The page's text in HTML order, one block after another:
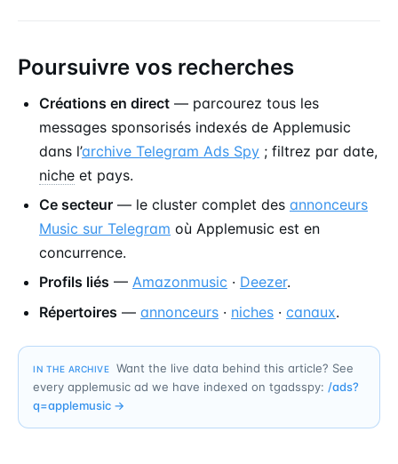
Poursuivre vos recherches
Créations en direct — parcourez tous les
messages sponsorisés indexés de Applemusic
dans l’archive Telegram Ads Spy ; filtrez par date,
niche et pays.
Ce secteur — le cluster complet des annonceurs
Music sur Telegram où Applemusic est en
concurrence.
Profils liés — Amazonmusic · Deezer.
Répertoires — annonceurs · niches · canaux.
IN THE ARCHIVE
Want the live data behind this article? See
every applemusic ad we have indexed on tgadsspy: /ads?
q=applemusic →